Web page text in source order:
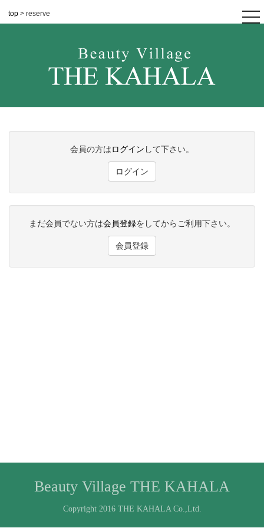
top > reserve
会員の方はログイン して下さい。
ログイン
まだ会員でない方は会員登録をしてからご利用下さい。
会員登録
Beauty Village THE KAHALA
Copyright 2016 THE KAHALA Co.,Ltd.